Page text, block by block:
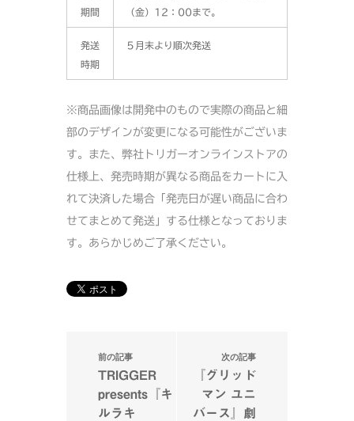
期間
（金）12：00まで。
発送
時期
５月末より順次発送
※商品画像は開発中のもので実際の商品と細
部のデザインが変更になる可能性がございま
す。また、弊社トリガーオンラインストアの
仕様上、発売時期が異なる商品をカートに入
れて決済した場合「発売日が遅い商品に合わ
せてまとめて発送」する仕様となっておりま
す。あらかじめご了承ください。
前の記事
TRIGGER
presents『キ
ルラキ
次の記事
『グリッド
マン ユニ
バース』劇